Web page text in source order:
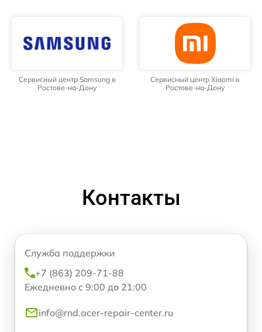
Сервисный центр Samsung в
Ростове-на-Дону
Сервисный центр Xiaomi в
Ростове-на-Дону
Контакты
Служба поддержки
+7 (863) 209-71-88
Ежедневно с 9:00 до 21:00
info@rnd.acer-repair-center.ru